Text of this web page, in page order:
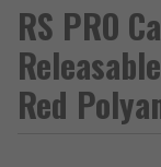
RS PRO
Red